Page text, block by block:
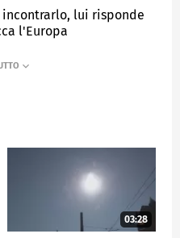
incontrarlo, lui risponde
l'Europa
03:28